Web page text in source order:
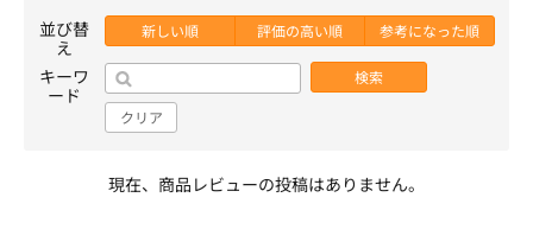
並び替
え
新しい順 評価の高い順 参考になった順
キーワ
ード
検索
クリア
現在、商品レビューの投稿はありません。